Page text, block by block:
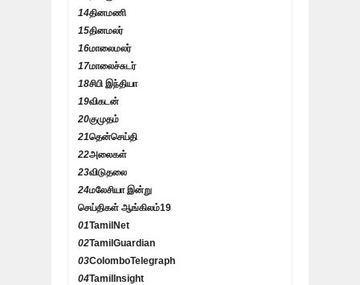
14தினமணி
15தினமலர்
16மாலைமலர்
17மாலைச்சுடர்
18சிபி இந்தியா
19விகடன்
20குமுதம்
21தென்செய்தி
22அலைகள்
23விடுதலை
24மலேசியா இன்று
செய்திகள் ஆங்கிலம்19
01TamilNet
02TamilGuardian
03ColomboTelegraph
04TamilInsight